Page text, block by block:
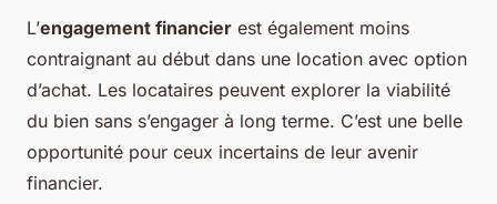
L’engagement financier est également moins
contraignant au début dans une location avec option
d’achat. Les locataires peuvent explorer la viabilité
du bien sans s’engager à long terme. C’est une belle
opportunité pour ceux incertains de leur avenir
financier.